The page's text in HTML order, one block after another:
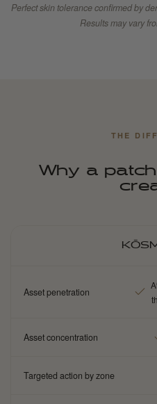
Perfect skin tolerance confirmed by
Results may vary
THE
Why a
Asset penetration
Asset concentration
Targeted action by zone